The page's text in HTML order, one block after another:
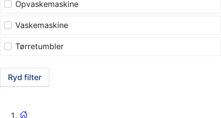
Opvaskemaskine
Vaskemaskine
Tørretumbler
Ryd filter